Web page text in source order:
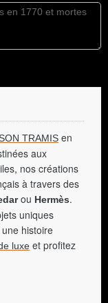
TRAMIS en
aux
nos créations
à travers des
ou Hermès.
uniques
histoire
luxe et profitez